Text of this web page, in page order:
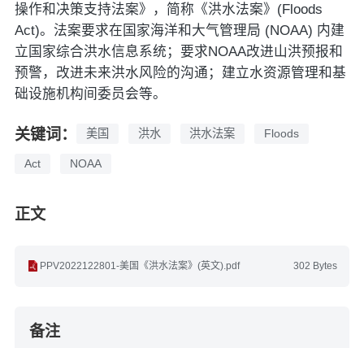
操作和决策支持法案》，简称《洪水法案》(Floods
Act)。法案要求在国家海洋和大气管理局 (NOAA) 内建
立国家综合洪水信息系统；要求NOAA改进山洪预报和
预警，改进未来洪水风险的沟通；建立水资源管理和基
础设施机构间委员会等。
关键词： 美国 洪水 洪水法案 Floods
Act NOAA
正文
302 Bytes
PPV2022122801-美国《洪水法案》(英文).pdf
备注